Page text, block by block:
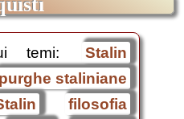
temi:
Stalin
purghe staliniane
filosofia